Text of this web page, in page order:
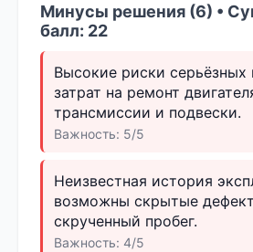
Минусы решения (6) •
балл: 22
Высокие риски серьёзных
затрат на ремонт
трансмиссии и подвески.
Важность: 5/5
Неизвестная история
возможны скрытые
скрученный пробег.
Важность: 4/5